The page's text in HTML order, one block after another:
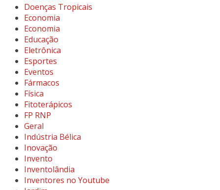
Doenças Tropicais
Economia
Economia
Educação
Eletrônica
Esportes
Eventos
Fármacos
Física
Fitoterápicos
FP RNP
Geral
Indústria Bélica
Inovação
Invento
Inventolândia
Inventores no Youtube